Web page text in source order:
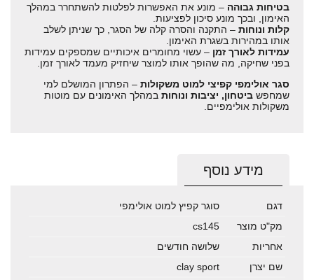
בטיחות גבוהה – מונע את האפשרות לפלטות להשתחרר במהלך
האימון, ובכך מונע סיכון לפציעות.
קלות ונוחות – התקנה והסרה קלה של הסגר, כך שניתן לשלב
אותו במהירות בשגרת האימון.
עמידות לאורך זמן – עשוי מחומרים איכותיים שמספקים עמידות
בפני שחיקה, מה שהופך אותו למוצר שיחזיק מעמד לאורך זמן.
סגר אולימפי קפיצי למוט משקולות – הפתרון המושלם למי
שמחפש ביטחון, יציבות ונוחות במהלך האימונים עם מוטות
משקולות אולימפיים.
מידע נוסף
דגם
סוגר קפיץ למוט אולימפי
מק"ט מוצר
cs145
אחריות
שלושה חודשים
שם יצרן
clay sport